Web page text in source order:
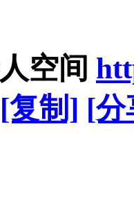
空间
[复制] [分